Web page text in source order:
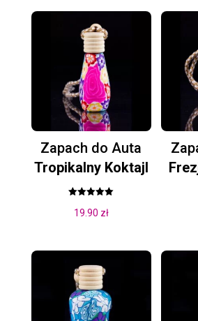
Zapach do Auta
Tropikalny Koktajl
5.00
19.90 zł